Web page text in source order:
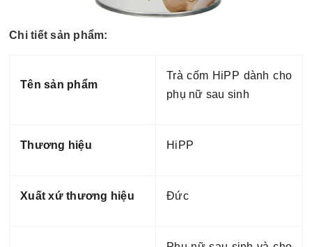
Chi tiết sản phẩm:
Tên sản phẩm
Trà cốm HiPP dành cho
phụ nữ sau sinh
Thương hiệu HiPP
Xuất xứ thương hiệu Đức